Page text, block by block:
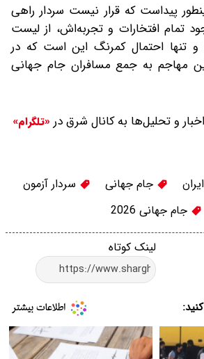
پیداست که قرار نیست سردار راهی
تمام افتخارات و تجربه‌اش، از لیست
تنها احتمال کمرنگ این است که در
مهاجم به جمع مسافران جام جهانی
و تحلیل‌ها به کانال شرق در «تلگرام»
جام جهانی
سردار آزمون
جام جهانی 2026
لینک کوتاه